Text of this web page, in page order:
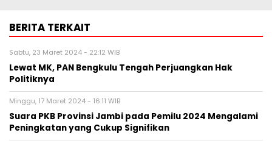
BERITA TERKAIT
Sabtu, 23 Maret 2024 - 22:12 WIB
Lewat MK, PAN Bengkulu Tengah Perjuangkan Hak
Politiknya
Minggu, 17 Maret 2024 - 16:11 WIB
Suara PKB Provinsi Jambi pada Pemilu 2024 Mengalami
Peningkatan yang Cukup Signifikan